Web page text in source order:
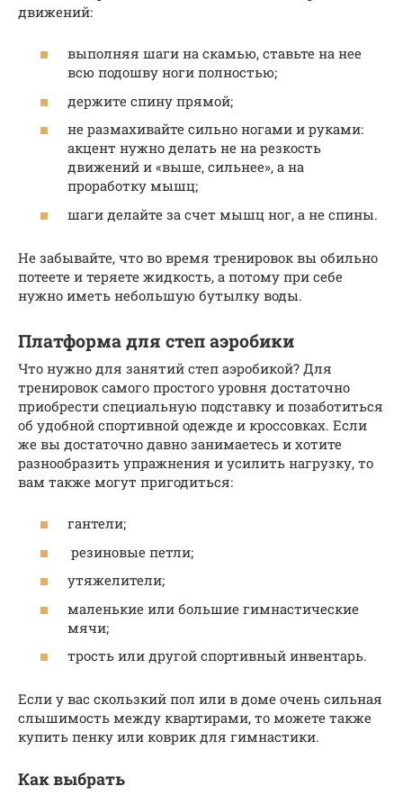
движений:
выполняя шаги на скамью, ставьте на нее
всю подошву ноги полностью;
держите спину прямой;
не размахивайте сильно ногами и руками:
акцент нужно делать не на резкость
движений и «выше, сильнее», а на
проработку мышц;
шаги делайте за счет мышц ног, а не спины.
Не забывайте, что во время тренировок вы обильно
потеете и теряете жидкость, а потому при себе
нужно иметь небольшую бутылку воды.
Платформа для степ аэробики
Что нужно для занятий степ аэробикой? Для
тренировок самого простого уровня достаточно
приобрести специальную подставку и позаботиться
об удобной спортивной одежде и кроссовках. Если
же вы достаточно давно занимаетесь и хотите
разнообразить упражнения и усилить нагрузку, то
вам также могут пригодиться:
гантели;
резиновые петли;
утяжелители;
маленькие или большие гимнастические
мячи;
трость или другой спортивный инвентарь.
Если у вас скользкий пол или в доме очень сильная
слышимость между квартирами, то можете также
купить пенку или коврик для гимнастики.
Как выбрать